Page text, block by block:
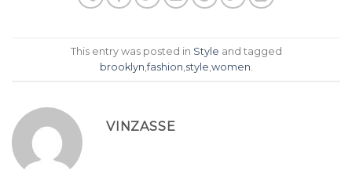
This entry was posted in Style and tagged
brooklyn ,fashion style women
VINZASSE